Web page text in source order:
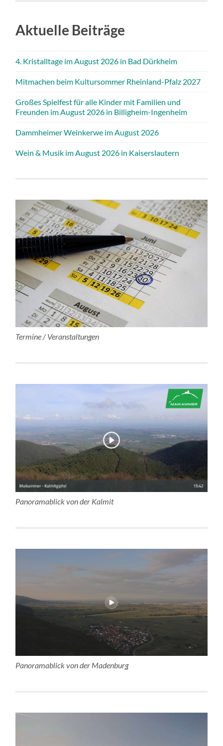
Aktuelle Beiträge
4. Kristalltage im August 2026 in Bad Dürkheim
Mitmachen beim Kultursommer Rheinland-Pfalz 2027
Großes Spielfest für alle Kinder mit Familien und
Freunden im August 2026 in Billigheim-Ingenheim
Dammheimer Weinkerwe im August 2026
Wein & Musik im August 2026 in Kaiserslautern
Termine / Veranstaltungen
Panoramablick von der Kalmit
Panoramablick von der Madenburg